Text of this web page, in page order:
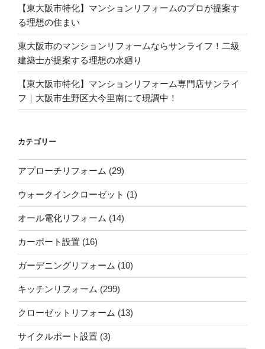
【東大阪市特化】マンションリフォームのプロが提案す
る理想の住まい
東大阪市のマンションリフォームならサンライフ！二級
建築士が提案する理想の水廻り
【東大阪市特化】マンションリフォーム専門店サンライ
フ｜大阪市生野区大今里南にて現調中！
カテゴリー
アプローチリフォーム (29)
ウォークインクローゼット (1)
オール電化リフォーム (14)
カーポート設置 (16)
ガーデニングリフォーム (10)
キッチンリフォーム (299)
クローゼットリフォーム (13)
サイクルポート設置 (3)